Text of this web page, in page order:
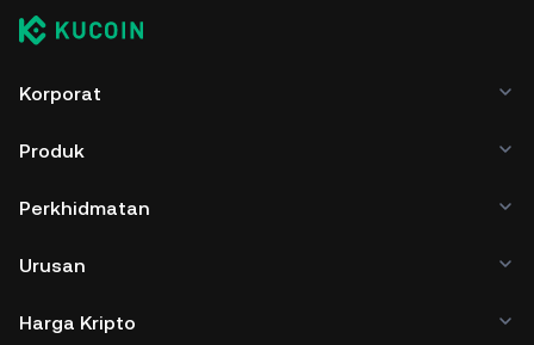
Korporat
Produk
Perkhidmatan
Urusan
Harga Kripto